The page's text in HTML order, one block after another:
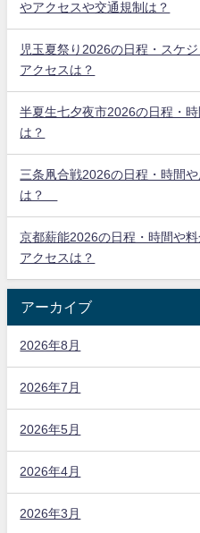
やアクセスや交通規制は？
児玉夏祭り2026の日程・スケ
アクセスは？
半夏生七夕夜市2026の日程・
は？
三条凧合戦2026の日程・時間
は？
京都薪能2026の日程・時間や
アクセスは？
アーカイブ
2026年8月
2026年7月
2026年5月
2026年4月
2026年3月